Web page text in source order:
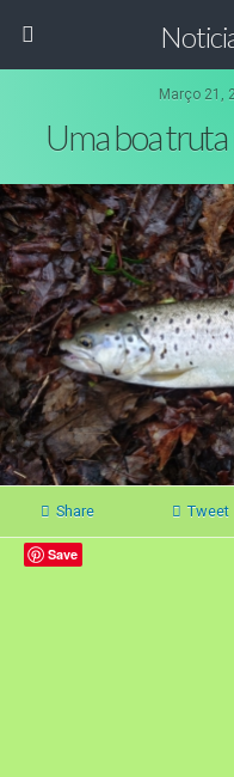
Março 21,
Uma boa
Share Tweet
Save